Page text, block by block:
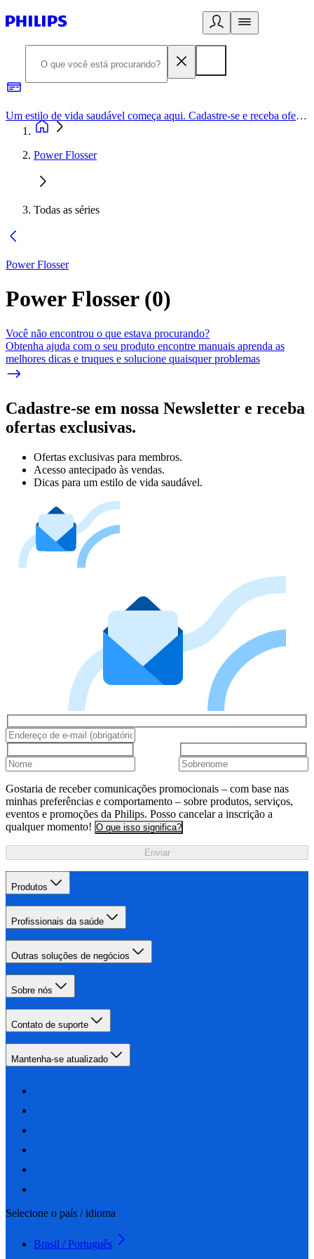
Um estilo de vida saudável começa aqui. Cadastre-se e receba ofertas exclusivas.
Power Flosser
Todas as séries
Power Flosser
Power Flosser(0)
Você não encontrou o que estava procurando?
Obtenha ajuda com o seu produto encontre manuais aprenda as
melhores dicas e truques e solucione quaisquer problemas
Cadastre-se em nossa Newsletter e receba
ofertas exclusivas.
Ofertas exclusivas para membros.
Acesso antecipado às vendas.
Dicas para um estilo de vida saudável.
Gostaria de receber comunicações promocionais – com base nas
minhas preferências e comportamento – sobre produtos, serviços,
eventos e promoções da Philips. Posso cancelar a inscrição a
qualquer momento! O que isso significa?
Enviar
Produtos
Profissionais da saúde
Outras soluções de negócios
Sobre nós
Contato de suporte
Mantenha-se atualizado
Selecione o país / idioma
Brasil / Português